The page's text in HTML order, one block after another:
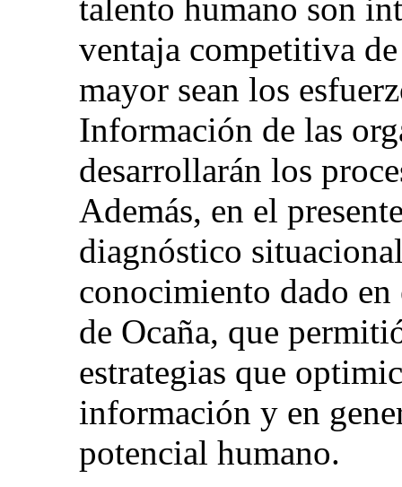
talento humano son
ventaja competitiva
mayor sean los
Información de las
desarrollarán los
Además, en el
diagnóstico
conocimiento dado
de Ocaña, que
estrategias que
información y en
potencial humano.